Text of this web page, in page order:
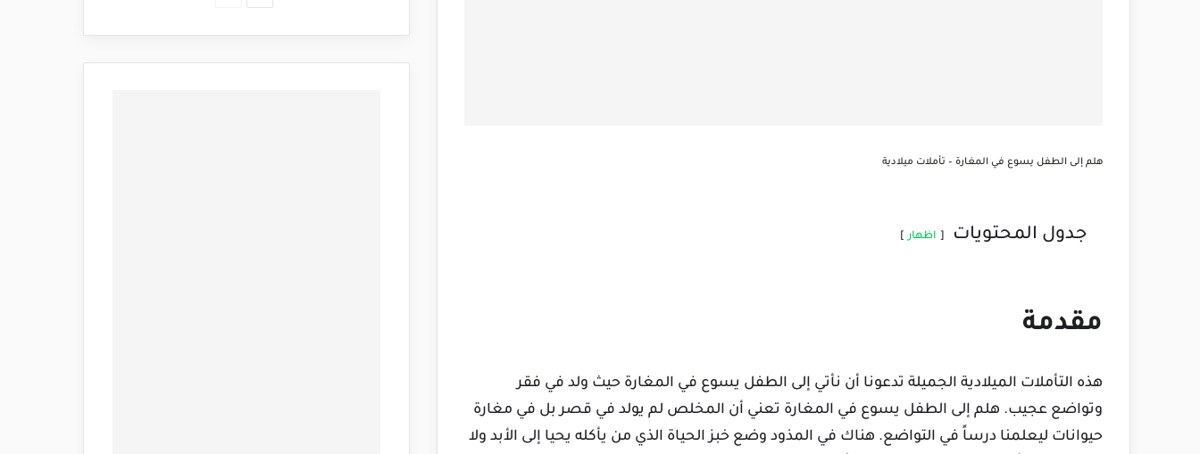
هلم إلى الطفل يسوع في المغارة – تأملات ميلادية
جدول المحتويات اظهار
مقدمة
هذه التأملات الميلادية الجميلة تدعونا أن نأتي إلى الطفل يسوع في المغارة حيث ولد في فقر
وتواضع عجيب. هلم إلى الطفل يسوع في المغارة تعني أن المخلص لم يولد في قصر بل في مغارة
حيوانات ليعلمنا درساً في التواضع. هناك في المذود وضع خبز الحياة الذي من يأكله يحيا إلى الأبد ولا